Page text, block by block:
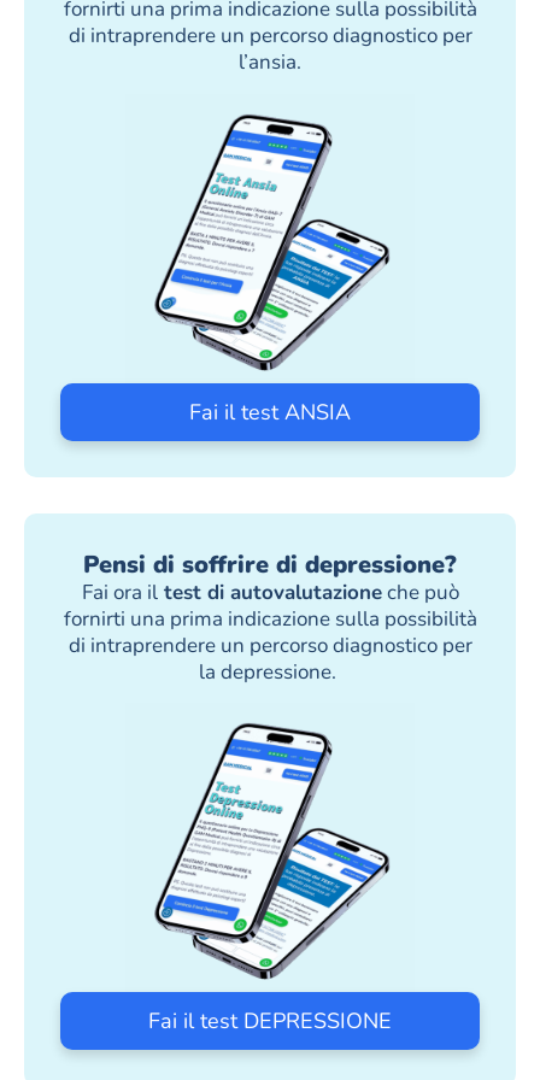
fornirti una prima indicazione sulla possibilità
di intraprendere un percorso diagnostico per
l’ansia.
Fai il test ANSIA
Pensi di soffrire di depressione?
Fai ora iltest di autovalutazioneche può
fornirti una prima indicazione sulla possibilità
di intraprendere un percorso diagnostico per
la depressione.
Fai il test DEPRESSIONE